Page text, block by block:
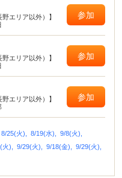
野エリア以外）】
参加
野エリア以外）】
参加
野エリア以外）】
参加
8/25(火), 8/19(水),
9/8(火),
火), 9/29(火), 9/18(金),
9/29(火),